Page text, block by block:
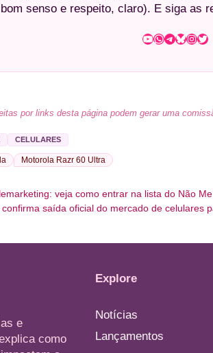
senso e respeito, claro). E siga as
Youtube WhatsApp TelegramBluesky InstagramTwitter
por links desta página podem gerar uma
CELULARES
Motorola Razr 60 Ultra
veja como entrar na lista do Não
confirma saída oficial do mercado de celulares
e
como
Explore
Notícias
Lançamentos